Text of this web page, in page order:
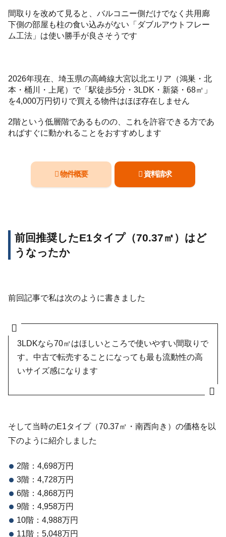
間取りを改めて見ると、バルコニー側だけでなく共用廊
下側の部屋も柱の食い込みがない「ダブルアウトフレー
ム工法」は使い勝手が良さそうです
2026年現在、埼玉県の高崎線大宮以北エリア（鴻巣・北
本・桶川・上尾）で「駅徒歩5分・3LDK・新築・68㎡」
を4,000万円切りで買える物件はほぼ存在しません
2階という低層階であるものの、これを許容できる方であ
ればすぐに動かれることをおすすめします
物件概要 資料請求
前回推奨したE1タイプ（70.37㎡）はど
うなったか
前回記事で私は次のように書きました
3LDKなら70㎡はほしいところで使いやすい間取りで
す。中古で転売することになっても最も流動性の高
いサイズ感になります
そして当時のE1タイプ（70.37㎡・南西向き）の価格を以
下のように紹介しました
2階：4,698万円
3階：4,728万円
6階：4,868万円
9階：4,958万円
10階：4,988万円
11階：5,048万円